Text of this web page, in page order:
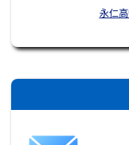
永仁
右邊區域內容